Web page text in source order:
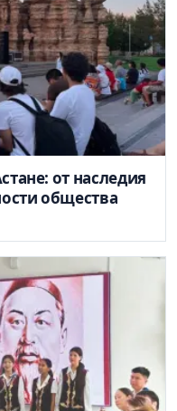
от наследия
общества